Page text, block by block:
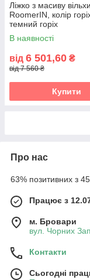
Ліжко з масиву
RoomerIN, колір
темний горіх
В наявності
від 6 501,60 ₴
від 7 560 ₴
Купити
Про нас
63% позитивних з 45
Працює з
м. Бровари
вул. Чорних
Контакти
Сьогодні